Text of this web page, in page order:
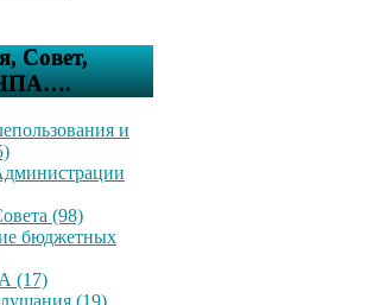
Совет,
НПА….
и
(98)
бюджетных
(17)
(19)